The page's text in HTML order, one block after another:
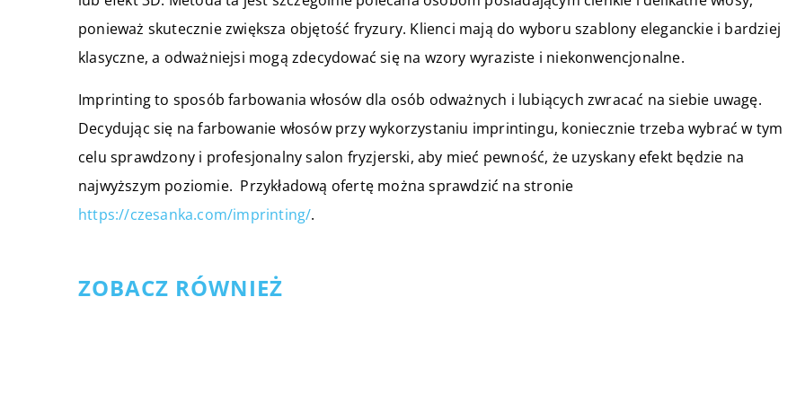
ponieważ skutecznie zwiększa objętość fryzury. Klienci mają do wyboru szablony eleganckie i bardziej
klasyczne, a odważniejsi mogą zdecydować się na wzory wyraziste i niekonwencjonalne.
Imprinting to sposób farbowania włosów dla osób odważnych i lubiących zwracać na siebie uwagę.
Decydując się na farbowanie włosów przy wykorzystaniu imprintingu, koniecznie trzeba wybrać w tym
celu sprawdzony i profesjonalny salon fryzjerski, aby mieć pewność, że uzyskany efekt będzie na
najwyższym poziomie. Przykładową ofertę można sprawdzić na stronie
https://czesanka.com/imprinting/.
ZOBACZ RÓWNIEŻ